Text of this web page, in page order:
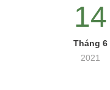
14
Tháng 6
2021